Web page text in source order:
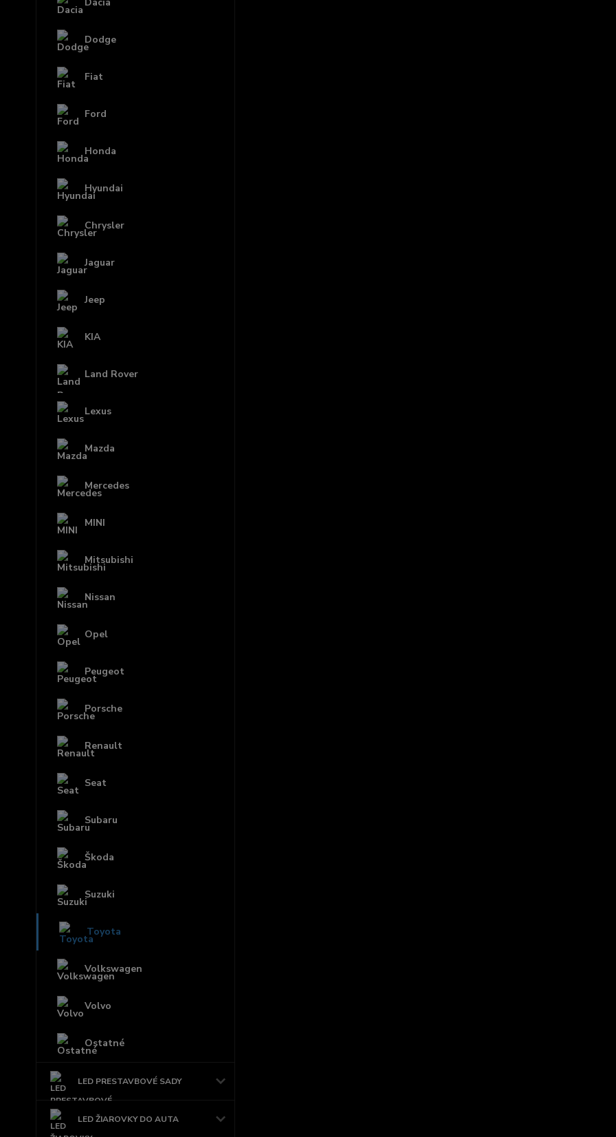
Dodge
Fiat
Ford
Honda
Hyundai
Chrysler
Jaguar
Jeep
KIA
Land Rover
Lexus
Mazda
Mercedes
MINI
Mitsubishi
Nissan
Opel
Peugeot
Porsche
Renault
Seat
Subaru
Škoda
Suzuki
Toyota
Volkswagen
Volvo
Ostatné
LED PRESTAVBOVÉ SADY
LED ŽIAROVKY DO AUTA